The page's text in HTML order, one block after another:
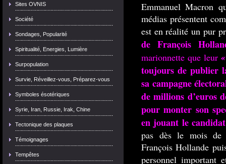
Sites OVNIS
Société
Sondages, Popularité
Spiritualité, Energies, Lumière
Surpopulation
Survie, Réveillez-vous, Préparez-vous
Symboles ésotériques
Syrie, Iran, Russie, Irak, Chine
Tectonique des plaques
Témoignages
Tempêtes
Emmanuel Macron
médias présentent
est en réalité un pur
de François
marionnette que leur
toujours de publier
sa campagne
de millions d’euros
pour monter son
en jouant le
pas dès le mois de
François Hollande
personnel important